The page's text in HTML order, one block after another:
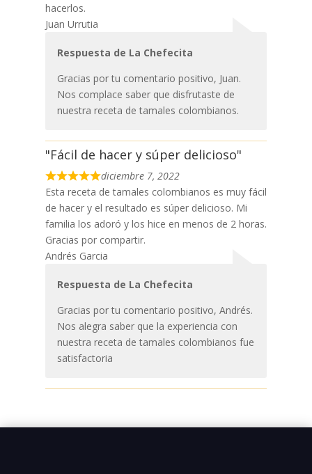
hacerlos.
Juan Urrutia
Respuesta de La Chefecita
Gracias por tu comentario positivo, Juan.
Nos complace saber que disfrutaste de
nuestra receta de tamales colombianos.
"Fácil de hacer y súper delicioso"
diciembre 7, 2022
Esta receta de tamales colombianos es muy fácil
de hacer y el resultado es súper delicioso. Mi
familia los adoró y los hice en menos de 2 horas.
Gracias por compartir.
Andrés Garcia
Respuesta de La Chefecita
Gracias por tu comentario positivo, Andrés.
Nos alegra saber que la experiencia con
nuestra receta de tamales colombianos fue
satisfactoria